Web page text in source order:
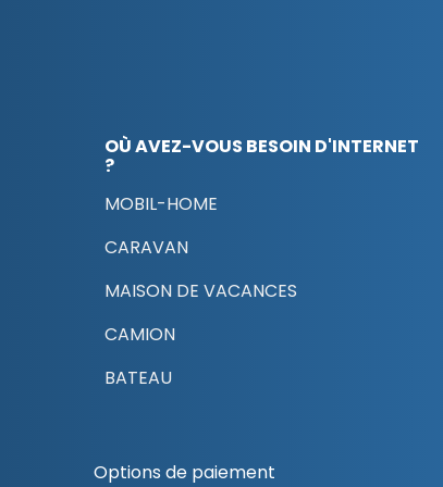
OÙ AVEZ-VOUS BESOIN D'INTERNET
?
MOBIL-HOME
CARAVAN
MAISON DE VACANCES
CAMION
BATEAU
Options de paiement